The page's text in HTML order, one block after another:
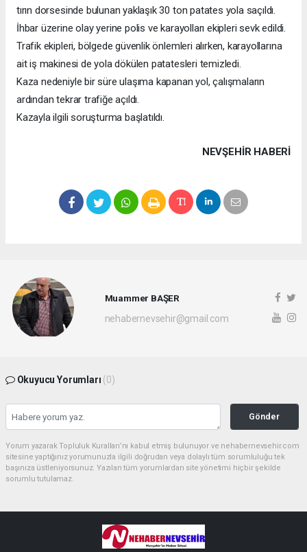
tırın dorsesinde bulunan yaklaşık 30 ton patates yola saçıldı.
İhbar üzerine olay yerine polis ve karayolları ekipleri sevk edildi.
Trafik ekipleri, bölgede güvenlik önlemleri alırken, karayollarına
ait iş makinesi de yola dökülen patatesleri temizledi.
Kaza nedeniyle bir süre ulaşıma kapanan yol, çalışmaların
ardından tekrar trafiğe açıldı.
Kazayla ilgili soruşturma başlatıldı.
NEVŞEHIR HABERİ
Muammer BAŞER
nehabernevsehir@gmail.com
Okuyucu Yorumları (0)
Gönder
Yorum yazarak Topluluk Kuralları’nı kabul etmiş bulunuyor ve nehabernevsehir.com
sitesine yaptığınız yorumunuzla ilgili doğrudan veya dolaylı tüm sorumluluğu tek
başınıza üstleniyorsunuz. Yazılan tüm yorumlardan site yönetimi hiçbir şekilde
sorumlu tutulamaz.